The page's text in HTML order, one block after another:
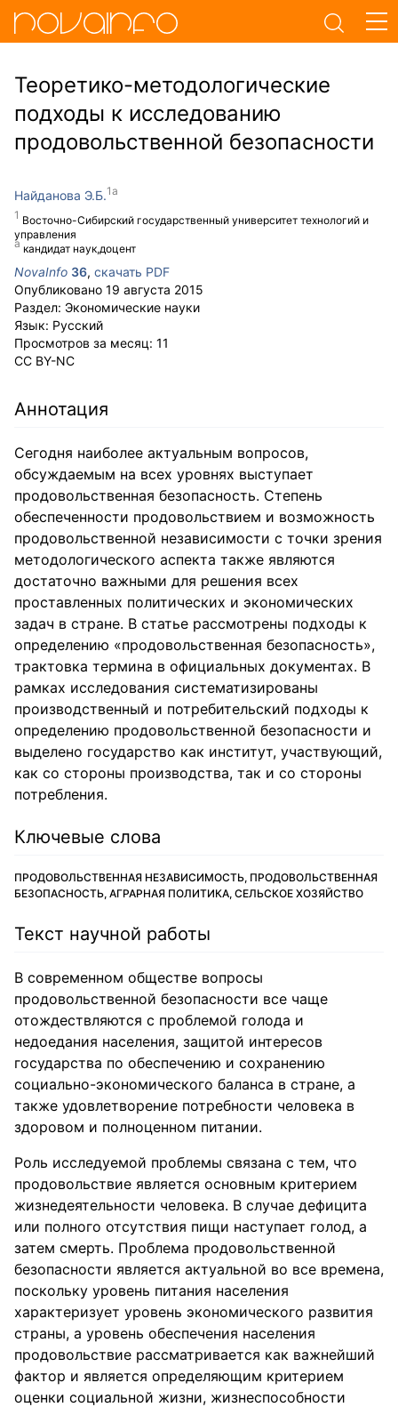
Теоретико-методологические
подходы к исследованию
продовольственной безопасности
Найданова Э.Б.
Восточно-Сибирский государственный университет технологий и
управления
кандидат наук,доцент
NovaInfo 36, скачать PDF
Опубликовано 19 августа 2015
Раздел: Экономические науки
Язык: Русский
Просмотров за месяц: 11
CC BY-NC
Аннотация
Сегодня наиболее актуальным вопросов,
обсуждаемым на всех уровнях выступает
продовольственная безопасность. Степень
обеспеченности продовольствием и возможность
продовольственной независимости с точки зрения
методологического аспекта также являются
достаточно важными для решения всех
проставленных политических и экономических
задач в стране. В статье рассмотрены подходы к
определению «продовольственная безопасность»,
трактовка термина в официальных документах. В
рамках исследования систематизированы
производственный и потребительский подходы к
определению продовольственной безопасности и
выделено государство как институт, участвующий,
как со стороны производства, так и со стороны
потребления.
Ключевые слова
ПРОДОВОЛЬСТВЕННАЯ НЕЗАВИСИМОСТЬ, ПРОДОВОЛЬСТВЕННАЯ
БЕЗОПАСНОСТЬ, АГРАРНАЯ ПОЛИТИКА, СЕЛЬСКОЕ ХОЗЯЙСТВО
Текст научной работы
В современном обществе вопросы
продовольственной безопасности все чаще
отождествляются с проблемой голода и
недоедания населения, защитой интересов
государства по обеспечению и сохранению
социально-экономического баланса в стране, а
также удовлетворение потребности человека в
здоровом и полноценном питании.
Роль исследуемой проблемы связана с тем, что
продовольствие является основным критерием
жизнедеятельности человека. В случае дефицита
или полного отсутствия пищи наступает голод, а
затем смерть. Проблема продовольственной
безопасности является актуальной во все времена,
поскольку уровень питания населения
характеризует уровень экономического развития
страны, а уровень обеспечения населения
продовольствие рассматривается как важнейший
фактор и является определяющим критерием
оценки социальной жизни, жизнеспособности